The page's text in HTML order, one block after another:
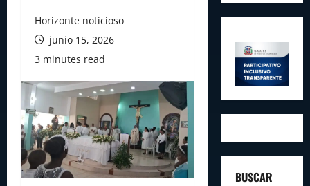
Horizonte noticioso
junio 15, 2026
3 minutes read
BUSCAR